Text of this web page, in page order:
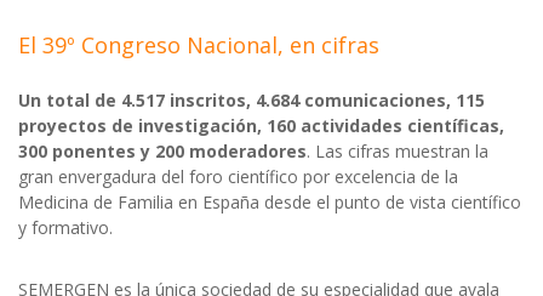
El 39º Congreso Nacional, en cifras
Un total de 4.517 inscritos, 4.684 comunicaciones, 115
proyectos de investigación, 160 actividades científicas,
300 ponentes y 200 moderadores. Las cifras muestran la
gran envergadura del foro científico por excelencia de la
Medicina de Familia en España desde el punto de vista científico
y formativo.
SEMERGEN es la única sociedad de su especialidad que avala